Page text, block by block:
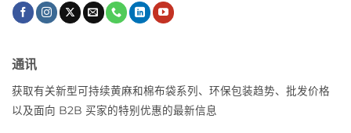
通讯
获取有关新型可持续黄麻和棉布袋系列、环保包装趋势、批发价格
以及面向 B2B 买家的特别优惠的最新信息